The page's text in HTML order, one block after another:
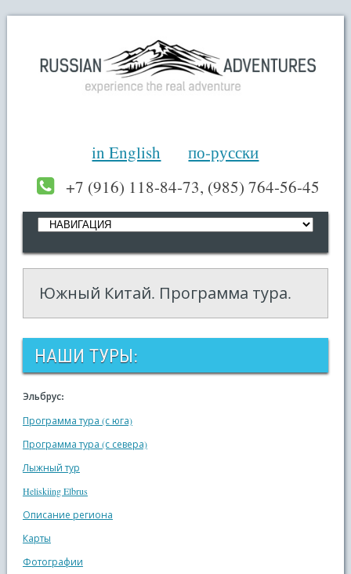
in English
по-русски
+7 (916) 118-84-73, (985) 764-56-45
Южный Китай. Программа тура.
НАШИ ТУРЫ:
Эльбрус:
Программа тура (с юга)
Программа тура (с севера)
Лыжный тур
Heliskiing Elbrus
Описание региона
Карты
Фотографии